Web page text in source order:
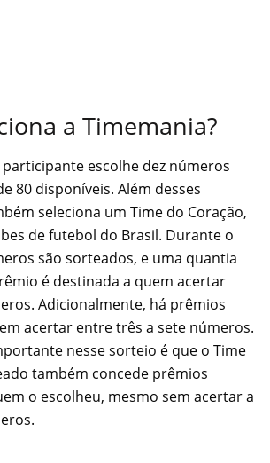
a Timemania?
escolhe dez números
80 disponíveis. Além desses
seleciona um Time do Coração,
de futebol do Brasil. Durante o
são sorteados, e uma quantia
é destinada a quem acertar
Adicionalmente, há prêmios
acertar entre três a sete números.
nesse sorteio é que o Time
também concede prêmios
o escolheu, mesmo sem acertar a